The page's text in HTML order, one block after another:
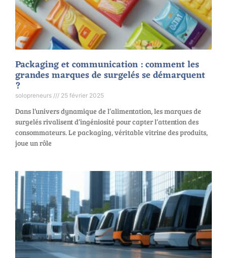
Packaging et communication : comment les
grandes marques de surgelés se démarquent
?
solopreneurs 25 février 2025
Dans l’univers dynamique de l’alimentation, les marques de
surgelés rivalisent d’ingéniosité pour capter l’attention des
consommateurs. Le packaging, véritable vitrine des produits,
joue un rôle